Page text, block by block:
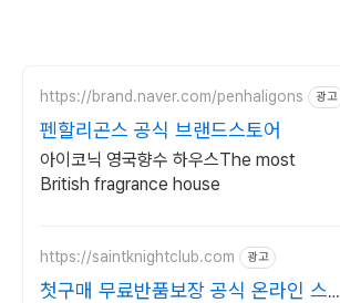
https://brand.naver.com/penhaligons 광고
펜할리곤스 공식 브랜드스토어
아이코닉 영국향수 하우스The most
British fragrance house
https://saintknightclub.com 광고
첫구매 무료반품보장 공식 온라인 스토